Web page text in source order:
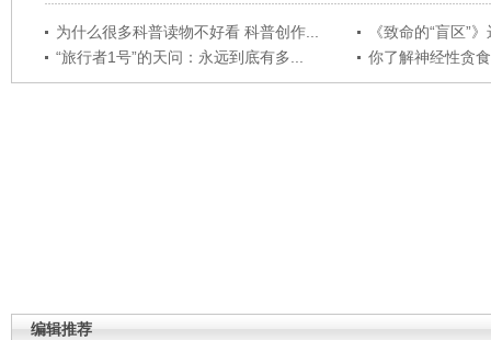
为什么很多科普读物不好看 科普创作...
《致命的“盲区”
“旅行者1号”的天问：永远到底有多...
你了解神经性贪
编辑推荐